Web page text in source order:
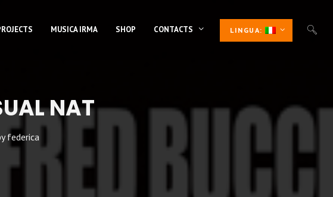
MUSICA IRMA SHOP CONTACTS LINGUA:
NAT
federica